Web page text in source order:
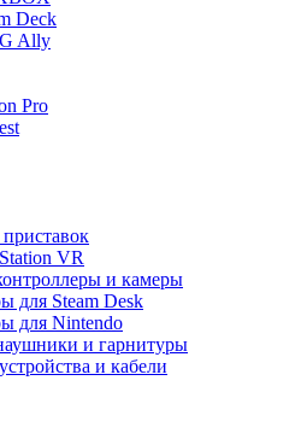
Deck
Ally
Pro
VR
и камеры
для Steam Desk
для Nintendo
и гарнитуры
и кабели